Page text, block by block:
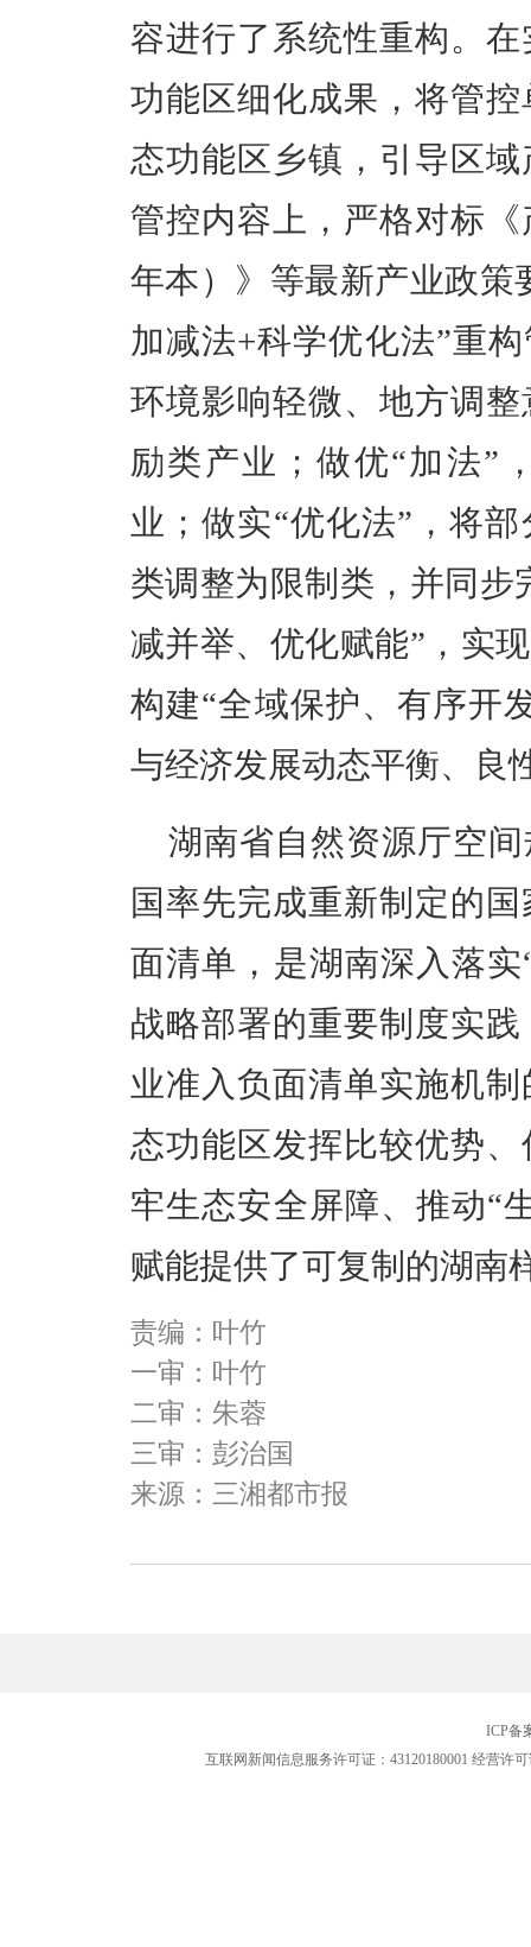
容进行了系统性重构。
功能区细化成果，将管
态功能区乡镇，引导区
管控内容上，严格对标
年本）》等最新产业政策
加减法+科学优化法”重
环境影响轻微、地方调
励类产业；做优“加法”
业；做实“优化法”，将
类调整为限制类，并同步
减并举、优化赋能”，实
构建“全域保护、有序开
与经济发展动态平衡、良
湖南省自然资源厅空
国率先完成重新制定的
面清单，是湖南深入落
战略部署的重要制度实
业准入负面清单实施机
态功能区发挥比较优势
牢生态安全屏障、推动“
赋能提供了可复制的湖南
责编：叶竹
一审：叶竹
二审：朱蓉
三审：彭治国
来源：三湘都市报
ICP备
互联网新闻信息服务许可证：43120180001 经营许可